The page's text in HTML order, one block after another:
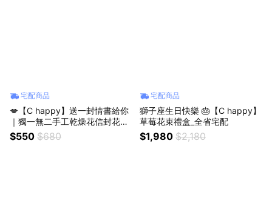
宅配商品
💋【C happy】送一封情書給你
｜獨一無二手工乾燥花信封花禮_
可掛式+代寫祝福
$550 $680
宅配商品
獅子座生日快樂 🎂【C happy】
草莓花束禮盒_全省宅配
$1,980 $2,180